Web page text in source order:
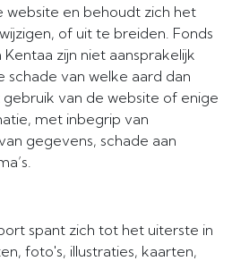
website en behoudt zich het
of uit te breiden. Fonds
zijn niet aansprakelijk
van welke aard dan
van de website of enige
met inbegrip van
gegevens, schade aan
spant zich tot het uiterste in
foto's, illustraties, kaarten,